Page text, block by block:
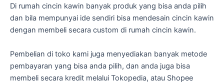
Di rumah cincin kawin banyak produk yang bisa anda pilih
dan bila mempunyai ide sendiri bisa mendesain cincin kawin
dengan membeli secara custom di rumah cincin kawin.
Pembelian di toko kami juga menyediakan banyak metode
pembayaran yang bisa anda pilih, dan anda juga bisa
membeli secara kredit melalui Tokopedia, atau Shopee